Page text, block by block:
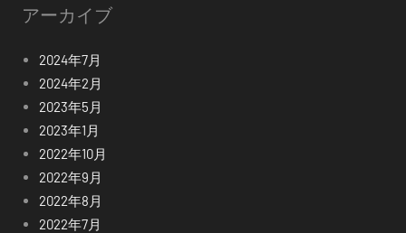
アーカイブ
2024年7月
2024年2月
2023年5月
2023年1月
2022年10月
2022年9月
2022年8月
2022年7月